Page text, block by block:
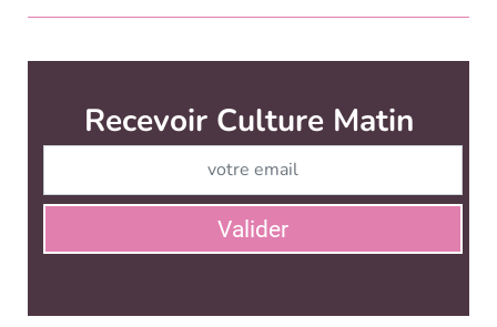
News Tank Culture
SERVICE COMMERCIAL
NEWSLETTERS